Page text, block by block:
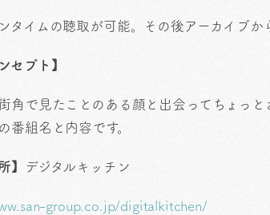
タイムの聴取が可能。その後アーカイブか
セプト】
角で見たことのある顔と出会ってちょっ
番組名と内容です。
】 デジタルキッチン
group.co.jp/digitalkitchen/